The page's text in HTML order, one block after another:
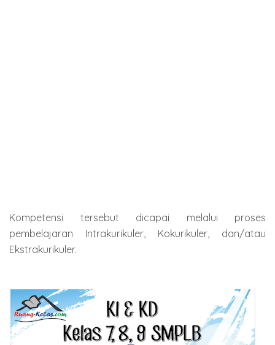
Kompetensi tersebut dicapai melalui proses
pembelajaran Intrakurikuler, Kokurikuler, dan/atau
Ekstrakurikuler.